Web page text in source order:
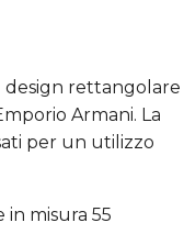
design rettangolare
Armani. La
per un utilizzo
in misura 55